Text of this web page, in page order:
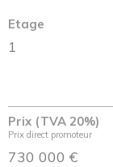
Etage
1
Prix (TVA 20%)
Prix direct promoteur
730 000 €